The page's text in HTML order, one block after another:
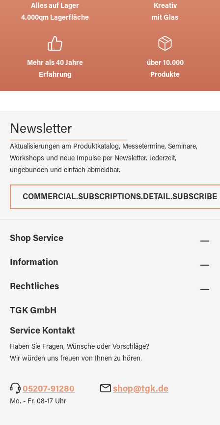
Alles auf Lager
4.000qm Lagerfläche
Kreativ
mit Glas
Mehr als 40 Jahre
Erfahrung
über 10.000
Produkte
Newsletter
Aktualisierungen am Produktkatalog, Messetermine, Seminare,
Workshops und neue Impulse per Newsletter. Jederzeit,
ungebunden und einfach abmeldbar.
COMMERCIAL.SUBSCRIPTIONS.DETAIL.SUBSCRIBE
Shop Service
Information
Rechtliches
TGK GmbH
Service Kontakt
Haben Sie Fragen, Wünsche oder Vorschläge?
Wir würden uns freuen von Ihnen zu hören.
05207-91280 shop@tgk.de
Mo. - Fr. 08-17 Uhr